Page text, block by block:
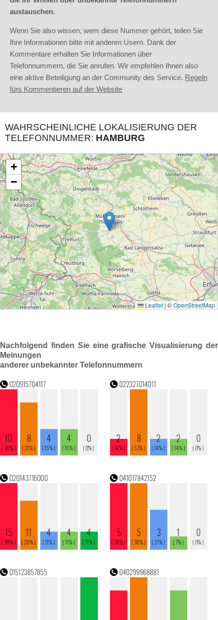
austauschen.
Wenn Sie also wissen, wem diese Nummer gehört, teilen Sie
Ihre Informationen bitte mit anderen Usern. Dank der
Kommentare erhalten Sie Informationen über
Telefonnummern, die Sie anrufen. Wir empfehlen Ihnen also
eine aktive Beteiligung an der Community des Service. Regeln
fürs Kommentieren auf der Website
WAHRSCHEINLICHE LOKALISIERUNG DER
TELEFONNUMMER: HAMBURG
Nachfolgend finden Sie eine grafische Visualisierung der
Meinungen
anderer unbekannter Telefonnummern